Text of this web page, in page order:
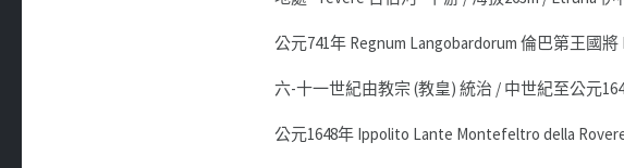
公元741年 Regnum Langobardorum 倫巴第王國
六-十一世紀由教宗 (教皇) 統治 / 中世紀至公元
公元1648年 Ippolito Lante Montefeltro della